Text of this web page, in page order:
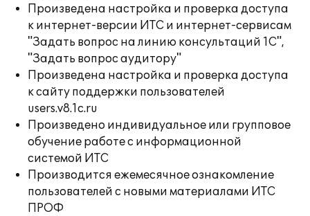
Произведена настройка и проверка доступа
к интернет-версии ИТС и интернет-сервисам
"Задать вопрос на линию консультаций 1С",
"Задать вопрос аудитору"
Произведена настройка и проверка доступа
к сайту поддержки пользователей
users.v8.1c.ru
Произведено индивидуальное или групповое
обучение работе с информационной
системой ИТС
Производится ежемесячное ознакомление
пользователей с новыми материалами ИТС
ПРОФ